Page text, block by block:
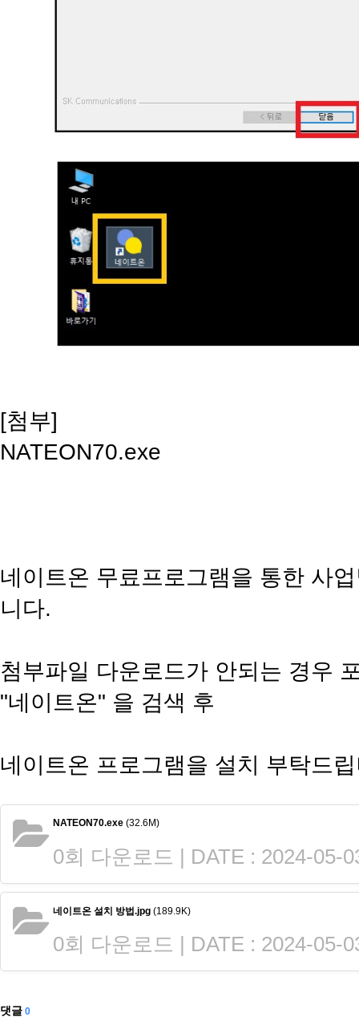
[첨부]
NATEON70.exe
네이트온 무료프로그램을 통한 사
니다.
첨부파일 다운로드가 안되는 경우
"네이트온" 을 검색 후
네이트온 프로그램을 설치 부탁드
NATEON70.exe (32.6M)
0회 다운로드 | DATE : 2024-05-
네이트온 설치 방법.jpg (189.9K)
0회 다운로드 | DATE : 2024-05-
댓글 0